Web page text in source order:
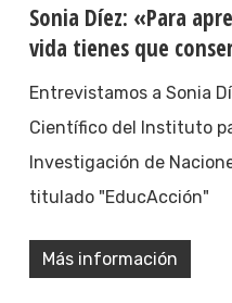
Sonia Díez: «Para
vida tienes que
Entrevistamos a Sonia
Científico del Instituto
Investigación de
titulado "EducAcción"
Más información